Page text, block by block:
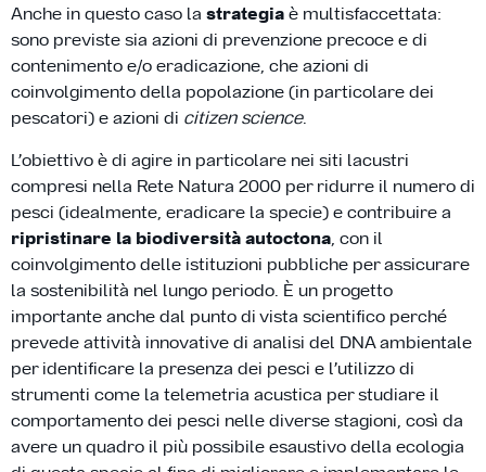
Anche in questo caso la strategiaè multisfaccettata:
sono previste sia azioni di prevenzione precoce e di
contenimento e/o eradicazione, che azioni di
coinvolgimento della popolazione (in particolare dei
pescatori) e azioni di citizen science.
L’obiettivo è di agire in particolare nei siti lacustri
compresi nella Rete Natura 2000 per ridurre il numero di
pesci (idealmente, eradicare la specie) e contribuire a
ripristinare la biodiversità autoctona, con il
coinvolgimento delle istituzioni pubbliche per assicurare
la sostenibilità nel lungo periodo. È un progetto
importante anche dal punto di vista scientifico perché
prevede attività innovative di analisi del DNA ambientale
per identificare la presenza dei pesci e l’utilizzo di
strumenti come la telemetria acustica per studiare il
comportamento dei pesci nelle diverse stagioni, così da
avere un quadro il più possibile esaustivo della ecologia